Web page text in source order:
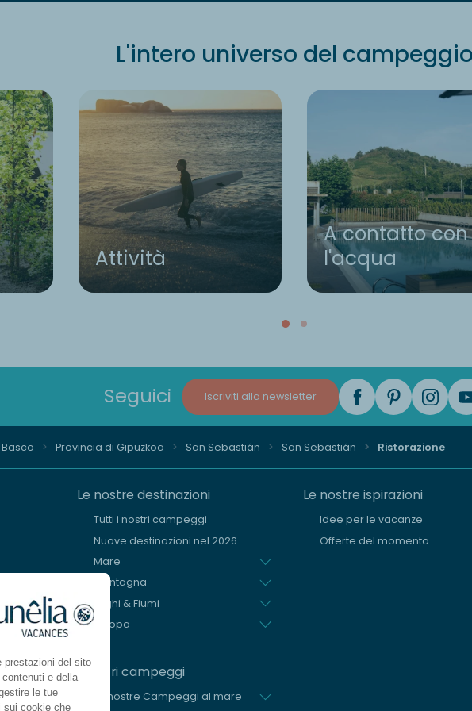
prestazioni del sito
e della
le tue
sui cookie che
L'intero universo del campeggio
Attività
A contatto con
l'acqua
Seguici Iscriviti alla newsletter
Provincia di Gipuzkoa San Sebastián San Sebastián Ristorazione
alle
14.00
Le nostre destinazioni
Tutti i nostri campeggi
Nuove destinazioni nel 2026
Mare
Montagna
Laghi & Fiumi
Europa
I nostri campeggi
Le nostre Campeggi al mare
Le nostre ispirazioni
Idee per le vacanze
Offerte del momento